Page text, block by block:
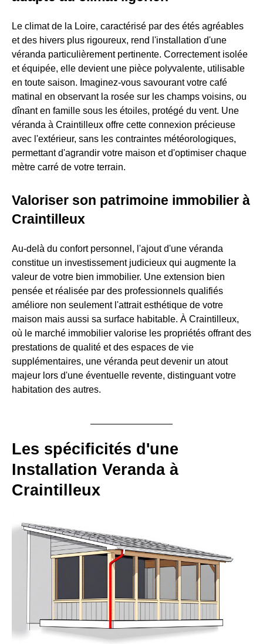
Le climat de la Loire, caractérisé par des étés agréables
et des hivers plus rigoureux, rend l'installation d'une
véranda particulièrement pertinente. Correctement isolée
et équipée, elle devient une pièce polyvalente, utilisable
en toute saison. Imaginez-vous savourant votre café
matinal en observant la rosée sur les champs voisins, ou
dînant en famille sous les étoiles, protégé du vent. Une
véranda à Craintilleux offre cette connexion précieuse
avec l'extérieur, sans les contraintes météorologiques,
permettant d'agrandir votre maison et d'optimiser chaque
mètre carré de votre terrain.
Valoriser son patrimoine immobilier à
Craintilleux
Au-delà du confort personnel, l'ajout d'une véranda
constitue un investissement judicieux qui augmente la
valeur de votre bien immobilier. Une extension bien
pensée et réalisée par des professionnels qualifiés
améliore non seulement l'attrait esthétique de votre
maison mais aussi sa surface habitable. À Craintilleux,
où le marché immobilier valorise les propriétés offrant des
prestations de qualité et des espaces de vie
supplémentaires, une véranda peut devenir un atout
majeur lors d'une éventuelle revente, distinguant votre
habitation des autres.
Les spécificités d'une
Installation Veranda à
Craintilleux